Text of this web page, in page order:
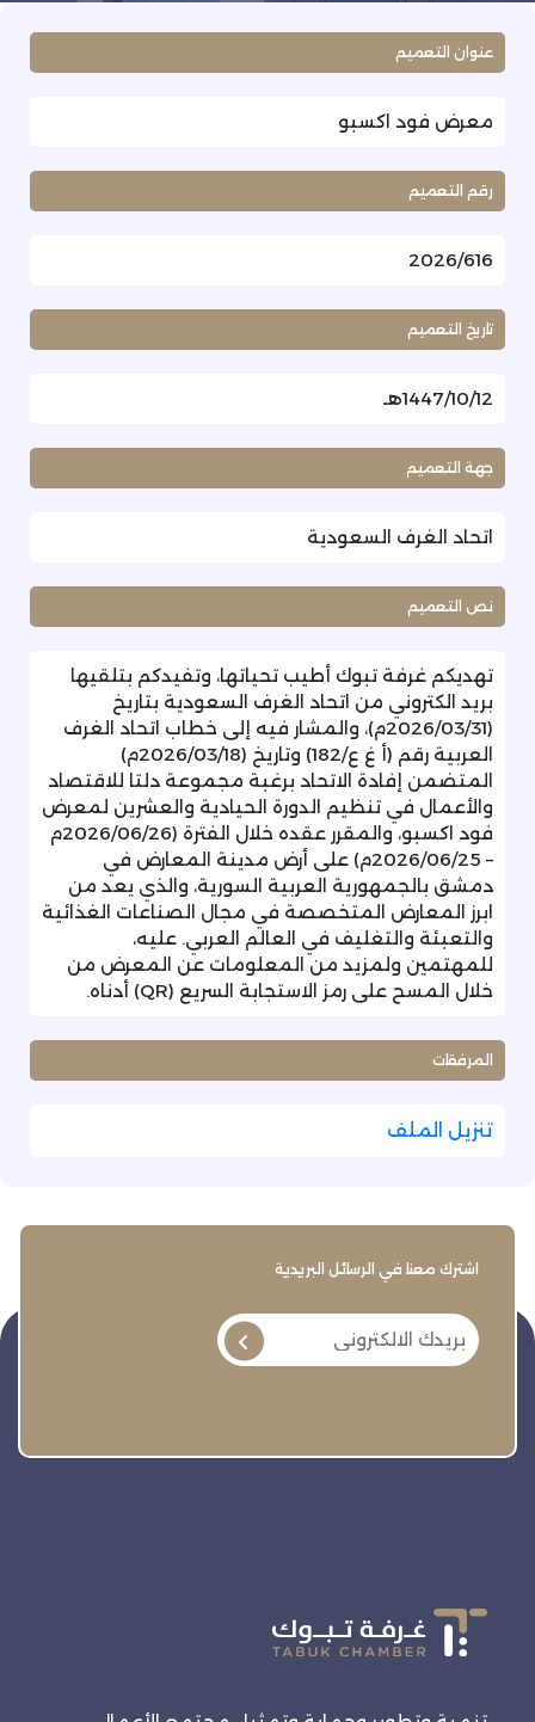
عنوان التعميم
معرض فود اكسبو
رقم التعميم
2026/616
تاريخ التعميم
1447/10/12هـ
جهة التعميم
اتحاد الغرف السعودية
نص التعميم
تهديكم غرفة تبوك أطيب تحياتها، وتفيدكم بتلقيها
بريد الكتروني من اتحاد الغرف السعودية بتاريخ
(2026/03/31م)، والمشار فيه إلى خطاب اتحاد الغرف
العربية رقم (أ غ ع/182) وتاريخ (2026/03/18م)
المتضمن إفادة الاتحاد برغبة مجموعة دلتا للاقتصاد
والأعمال في تنظيم الدورة الحيادية والعشرين لمعرض
فود اكسبو، والمقرر عقده خلال الفترة (2026/06/26م
– 2026/06/25م) على أرض مدينة المعارض في
دمشق بالجمهورية العربية السورية، والذي يعد من
ابرز المعارض المتخصصة في مجال الصناعات الغذائية
والتعبئة والتغليف في العالم العربي. عليه،
للمهتمين ولمزيد من المعلومات عن المعرض من
خلال المسح على رمز الاستجابة السريع (QR) أدناه.
المرفقات
تنزيل الملف
اشترك معنا في الرسائل البريدية